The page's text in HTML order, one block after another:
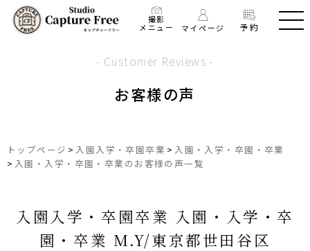
予約
マイページ
撮影
メニュー
- Customer Reviews -
お客様の声
トップページ > 入園入学・卒園卒業 > 入園・入学・卒園・卒業
> 入園・入学・卒園・卒業のお客様の声一覧
入園入学・卒園卒業 入園・入学・卒
園・卒業 M.Y/東京都世田谷区